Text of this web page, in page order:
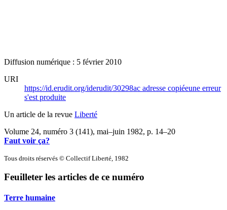
Diffusion numérique : 5 février 2010
URI
https://id.erudit.org/iderudit/30298ac adresse copiéeune erreur
s'est produite
Un article de la revue Liberté
Volume 24, numéro 3 (141), mai–juin 1982, p. 14–20
Faut voir ça?
Tous droits réservés © Collectif Liberté, 1982
Feuilleter les articles de ce numéro
Terre humaine